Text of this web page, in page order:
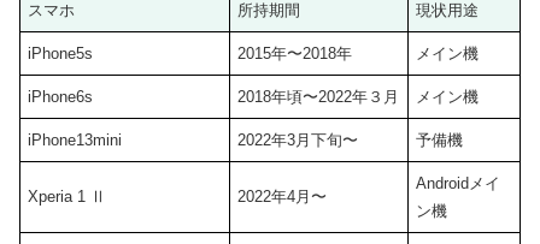
スマホ 所持期間 現状用途
iPhone5s 2015年〜2018年 メイン機
iPhone6s 2018年頃〜2022年３月 メイン機
iPhone13mini 2022年3月下旬〜 予備機
Xperia 1 Ⅱ 2022年4月〜
Androidメイ
ン機